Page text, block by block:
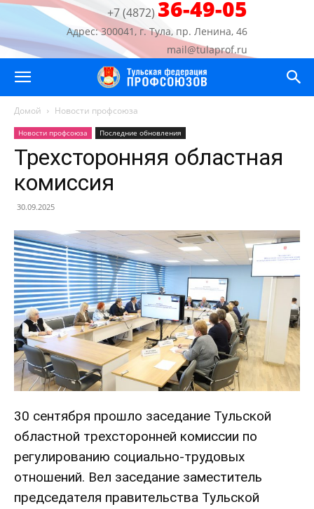
+7 (4872) 36-49-05
Адрес: 300041, г. Тула, пр. Ленина, 46
mail@tulaprof.ru
Домой Новости профсоюза
Новости профсоюза Последние обновления
Трехсторонняя областная
комиссия
30.09.2025
30 сентября прошло заседание Тульской
областной трехсторонней комиссии по
регулированию социально-трудовых
отношений. Вел заседание заместитель
председателя правительства Тульской